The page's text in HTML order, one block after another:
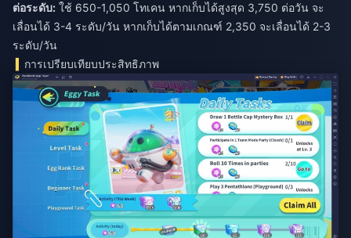
ต่อระดับ: ใช้ 650-1,050 โทเคน หากเก็บได้สูงสุด 3,750 ต่อวัน จะ
เลื่อนได้ 3-4 ระดับ/วัน หากเก็บได้ตามเกณฑ์ 2,350 จะเลื่อนได้ 2-3
ระดับ/วัน
การเปรียบเทียบประสิทธิภาพ